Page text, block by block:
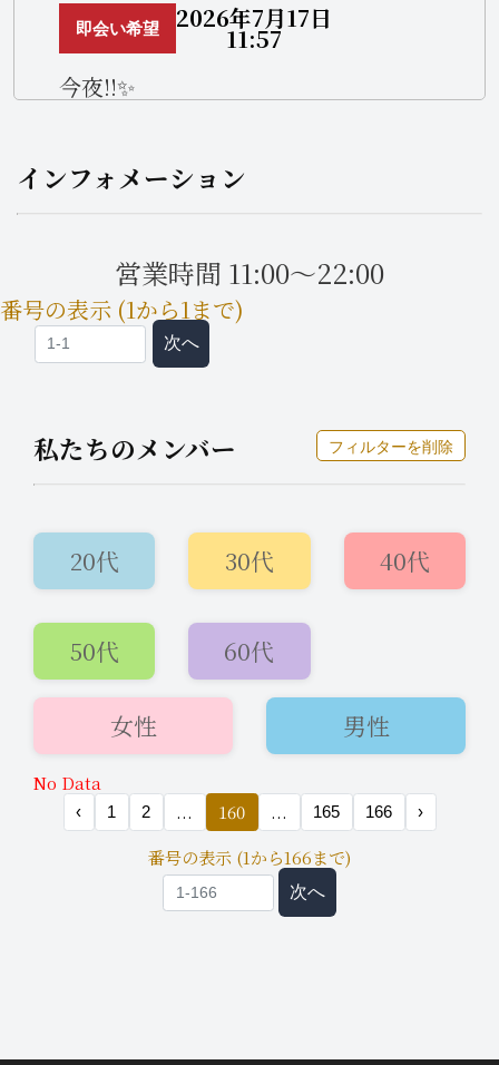
2026年7月17日
11:57
即会い希望
今夜!!✨
16:26
即会い希望
本日✨冷たいお酒をご一緒に♪
インフォメーション
営業時間 11:00～22:00
番号の表示 (1から1まで)
次へ
私たちのメンバー フィルターを削除
20代 30代 40代
50代 60代
女性 男性
No Data
‹ 1 2 ... 160 ... 165 166 ›
番号の表示 (1から166まで)
次へ